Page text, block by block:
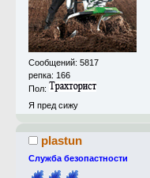
Сообщений: 5817
репка: 166
Пол:
Я пред сижу
plastun
Служба безопастности